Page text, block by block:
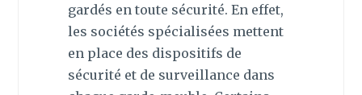
gardés en toute sécurité. En effet,
les sociétés spécialisées mettent
en place des dispositifs de
sécurité et de surveillance dans